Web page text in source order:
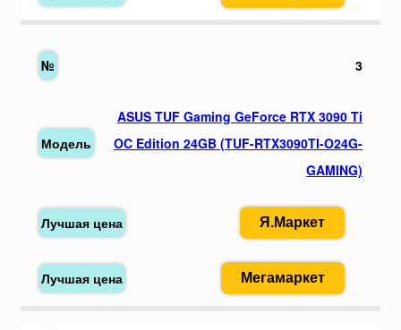
3
ASUS TUF Gaming GeForce RTX 3090 Ti
OC Edition 24GB (TUF-RTX3090TI-O24G-
GAMING)
Я.Маркет
Мегамаркет